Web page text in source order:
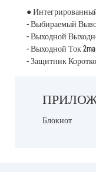
●
- Выбираемый
- Выходной
- Выходной Ток 2ma
- Защитник
Блокнот